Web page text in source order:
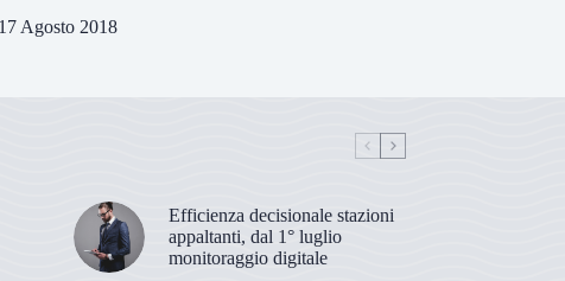
17 Agosto 2018
Efficienza decisionale stazioni
appaltanti, dal 1° luglio
monitoraggio digitale